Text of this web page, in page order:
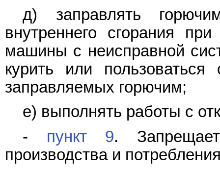
д) заправлять
внутреннего сгорания
машины с неисправной
курить или
заправляемых горючим;
е) выполнять работы с
- пункт 9.
производства и